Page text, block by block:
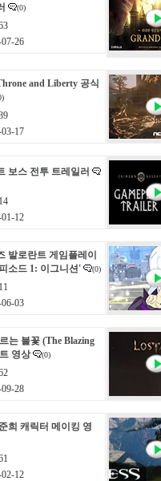
(0)
26
and Liberty 공식
17
보스 전투 트레일러
12
발로란트 게임플레이
소드 1: 이그니션'
(0)
03
는 불꽃 (The Blazing
영상
(0)
28
희 캐릭터 메이킹 영
12